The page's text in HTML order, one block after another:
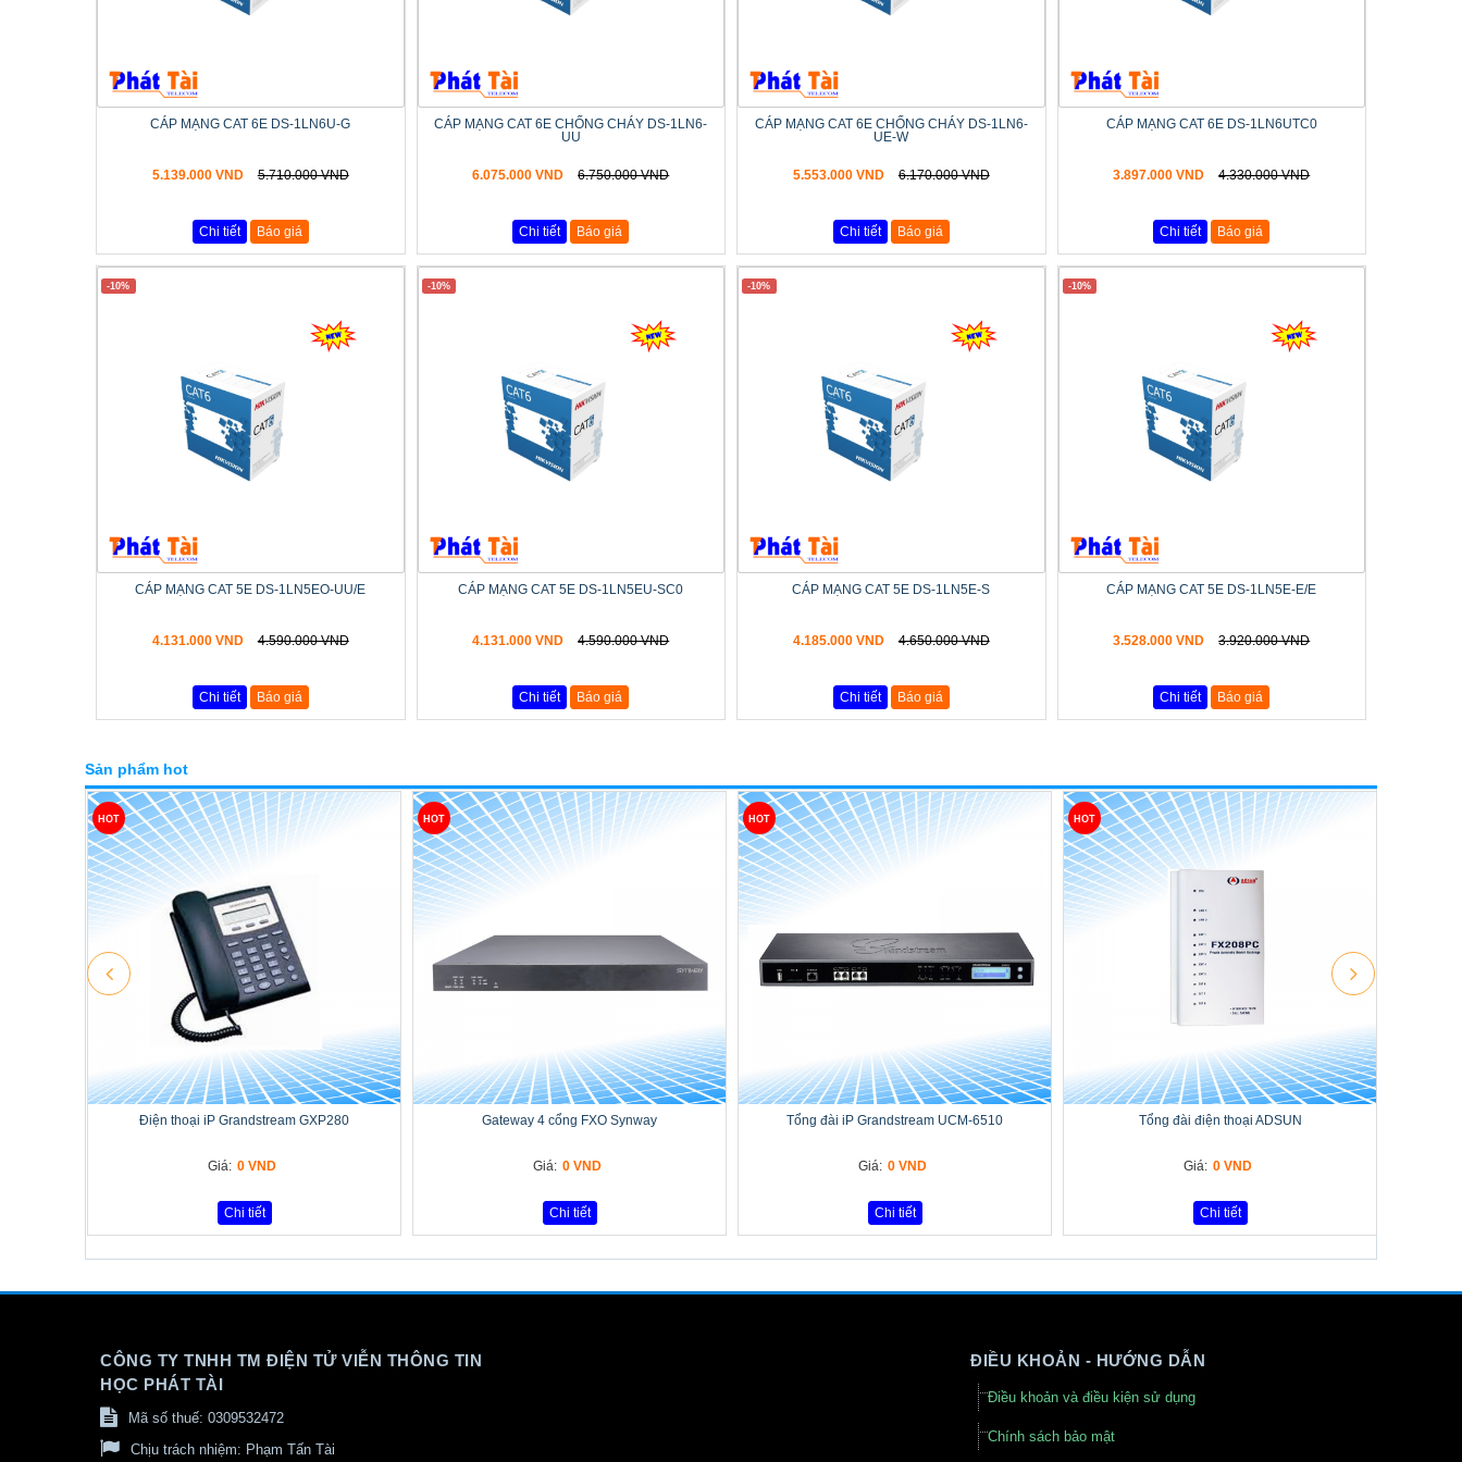
CÁP MẠNG CAT 6E DS-1LN6U-G
5.139.000 VND 5.710.000 VND
Chi tiết Báo giá
CÁP MẠNG CAT 6E CHỐNG CHÁY DS-1LN6-
UU
6.075.000 VND 6.750.000 VND
Chi tiết Báo giá
CÁP MẠNG CAT 6E CHỐNG CHÁY DS-1LN6-
UE-W
5.553.000 VND 6.170.000 VND
Chi tiết Báo giá
CÁP MẠNG CAT 6E DS-1LN6UTC0
3.897.000 VND 4.330.000 VND
Chi tiết Báo giá
-10%
CÁP MẠNG CAT 5E DS-1LN5EO-UU/E
4.131.000 VND 4.590.000 VND
Chi tiết Báo giá
-10%
CÁP MẠNG CAT 5E DS-1LN5EU-SC0
4.131.000 VND 4.590.000 VND
Chi tiết Báo giá
-10%
CÁP MẠNG CAT 5E DS-1LN5E-S
4.185.000 VND 4.650.000 VND
Chi tiết Báo giá
-10%
CÁP MẠNG CAT 5E DS-1LN5E-E/E
3.528.000 VND 3.920.000 VND
Chi tiết Báo giá
Sản phẩm hot
HOT
Điện thoại iP Grandstream GXP280
Giá: 0 VND
Chi tiết
HOT
Gateway 4 cổng FXO Synway
Giá: 0 VND
Chi tiết
HOT
Tổng đài iP Grandstream UCM-6510
Giá: 0 VND
Chi tiết
HOT
Tổng đài điện thoại ADSUN
Giá: 0 VND
Chi tiết
CÔNG TY TNHH TM ĐIỆN TỬ VIỄN THÔNG TIN
HỌC PHÁT TÀI
Mã số thuế: 0309532472
Chịu trách nhiệm: Phạm Tấn Tài
ĐIỀU KHOẢN - HƯỚNG DẪN
Điều khoản và điều kiện sử dụng
Chính sách bảo mật